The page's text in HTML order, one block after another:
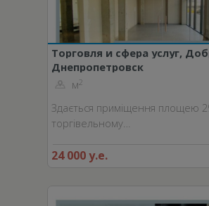
Торговля и сфера услуг,
пер.
Днепропетровск
м2
Здається приміщення площею
торгівельному…
24 000 у.е.